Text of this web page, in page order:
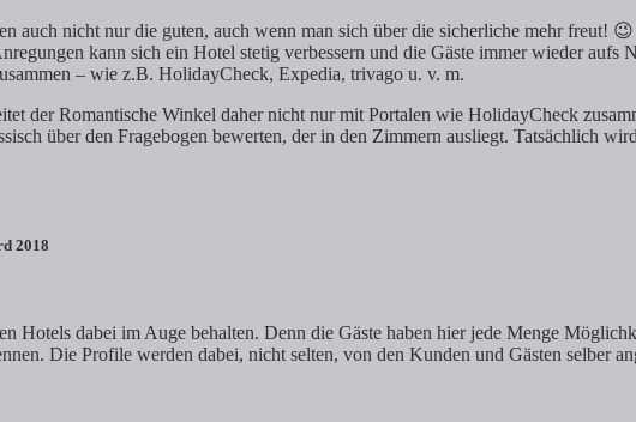
auch nicht nur die guten, auch wenn man sich über die sicherliche mehr freut!
kann sich ein Hotel stetig verbessern und die Gäste immer wieder aufs
– wie z.B. HolidayCheck, Expedia, trivago u. v. m.
der Romantische Winkel daher nicht nur mit Portalen wie HolidayCheck
über den Fragebogen bewerten, der in den Zimmern ausliegt. Tatsächlich
2018
Hotels dabei im Auge behalten. Denn die Gäste haben hier jede Menge
Die Profile werden dabei, nicht selten, von den Kunden und Gästen selber